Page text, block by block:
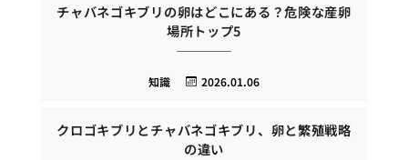
チャバネゴキブリの卵はどこにある？危険な産卵
場所トップ5
2026.01.06
知識
クロゴキブリとチャバネゴキブリ、卵と繁殖戦略
の違い